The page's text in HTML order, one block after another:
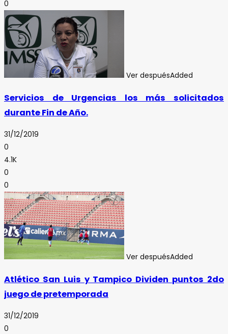
0
Ver despuésAdded
Servicios de Urgencias los más solicitados
durante Fin de Año.
31/12/2019
0
4.1K
0
0
Ver despuésAdded
Atlético San Luis y Tampico Dividen puntos 2do
juego de pretemporada
31/12/2019
0